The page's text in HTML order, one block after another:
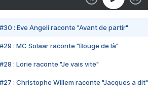
#30 : Eve Angeli raconte "Avant de partir"
#29 : MC Solaar raconte "Bouge de là"
#28 : Lorie raconte "Je vais vite"
#27 : Christophe Willem raconte "Jacques a dit"